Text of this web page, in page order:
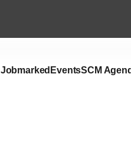
Jobmarked EventsSCM